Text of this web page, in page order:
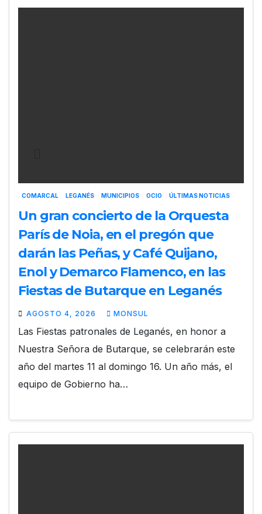
COMARCAL LEGANÉS MUNICIPIOS OCIO ÚLTIMAS NOTICIAS
Un gran concierto de la Orquesta
París de Noia, en el pregón que
darán las Peñas, y Café Quijano,
Enol y Demarco Flamenco, en las
Fiestas de Butarque en Leganés
AGOSTO 4, 2026 MONSUL
Las Fiestas patronales de Leganés, en honor a
Nuestra Señora de Butarque, se celebrarán este
año del martes 11 al domingo 16. Un año más, el
equipo de Gobierno ha…